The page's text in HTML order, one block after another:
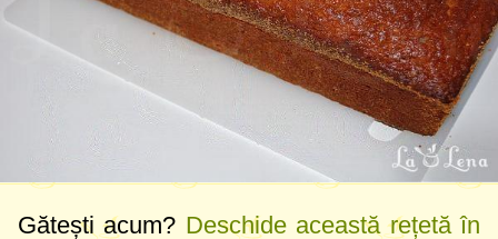
Gătești acum? Deschide această rețetă în